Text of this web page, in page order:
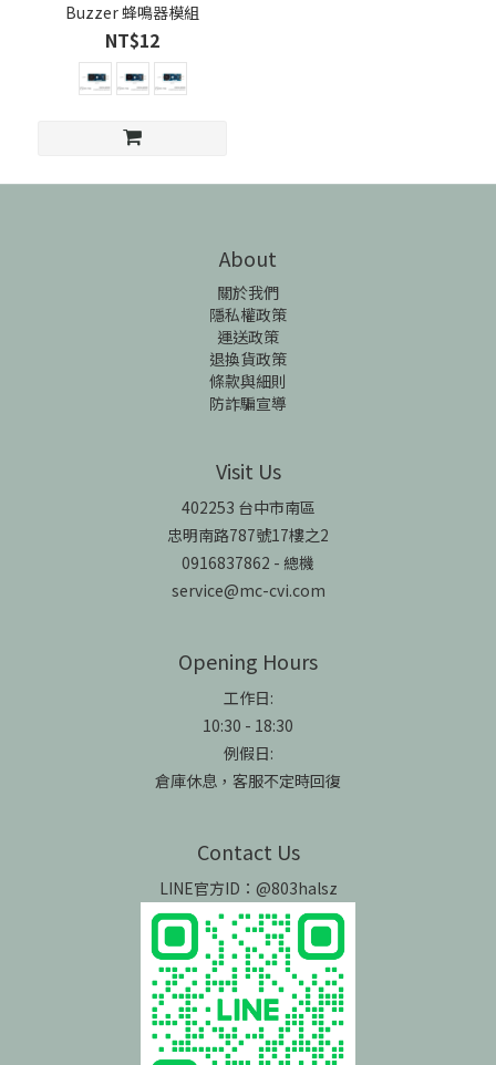
Buzzer 蜂鳴器模組
NT$12
About
關於我們
隱私權政策
運送政策
退換貨政策
條款與細則
防詐騙宣導
Visit Us
402253 台中市南區
忠明南路787號17樓之2
0916837862 - 總機
service@mc-cvi.com
Opening Hours
工作日:
10:30 - 18:30
例假日:
倉庫休息，客服不定時回復
Contact Us
LINE官方ID：@803halsz